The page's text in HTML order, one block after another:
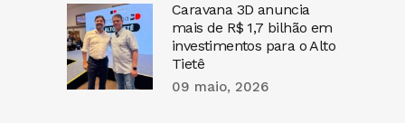
Caravana 3D anuncia
mais de R$ 1,7 bilhão em
investimentos para o Alto
Tietê
09 maio, 2026